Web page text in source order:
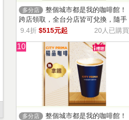
多分店
整個城市都是我的咖啡館！
跨店領取，全台分店皆可兌換，隨手
一杯濃郁香醇，奶香把咖啡的濃烈變
9.4折 $515元起 20人已購買
10
多分店
整個城市都是我的咖啡館！